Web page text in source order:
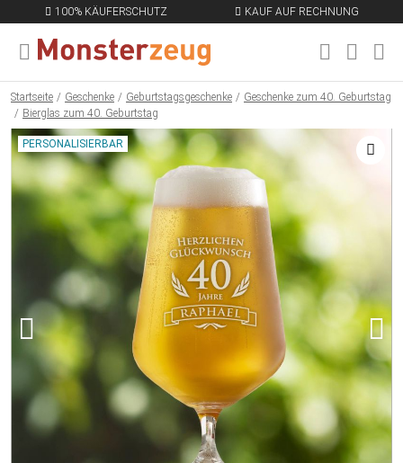
100% KÄUFERSCHUTZ KAUF AUF RECHNUNG
MENÜ SCHLIESSEN
Startseite Geschenke Geburtstagsgeschenke
Geschenke zum 40. Geburtstag
Bierglas zum 40. Geburtstag
PERSONALISIERBAR